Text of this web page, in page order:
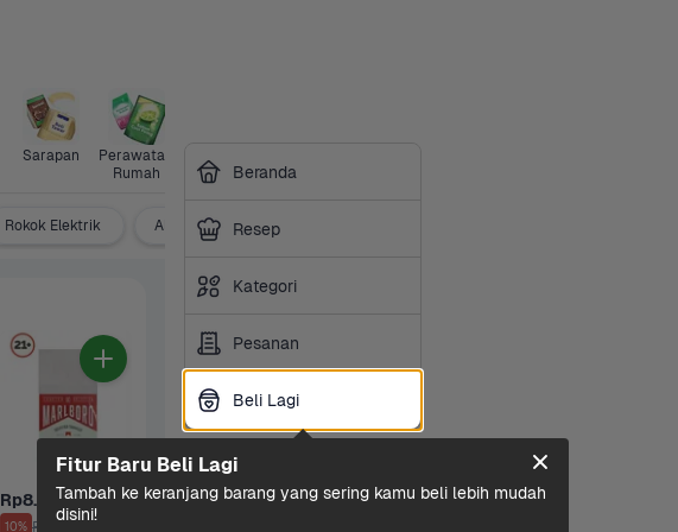
Sarapan
Perawatan
Rumah
Saus
Diri
Rokok Elektrik Alat Kontrasepsi
Rp8.900
10% Rp9.900
Beranda
Resep
Kategori
Pesanan
Beli Lagi
Beli Lagi
Fitur Baru Beli Lagi
Tambah ke keranjang barang yang sering kamu beli lebih mudah
disini!